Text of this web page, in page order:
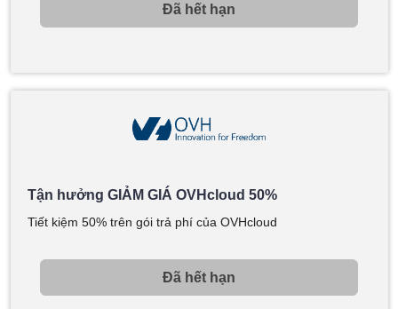
Đã hết hạn
Tận hưởng GIẢM GIÁ OVHcloud 50%
Tiết kiệm 50% trên gói trả phí của OVHcloud
Đã hết hạn